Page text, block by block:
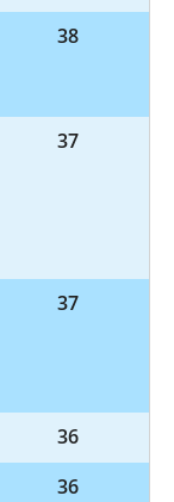
38
37
37
36
36